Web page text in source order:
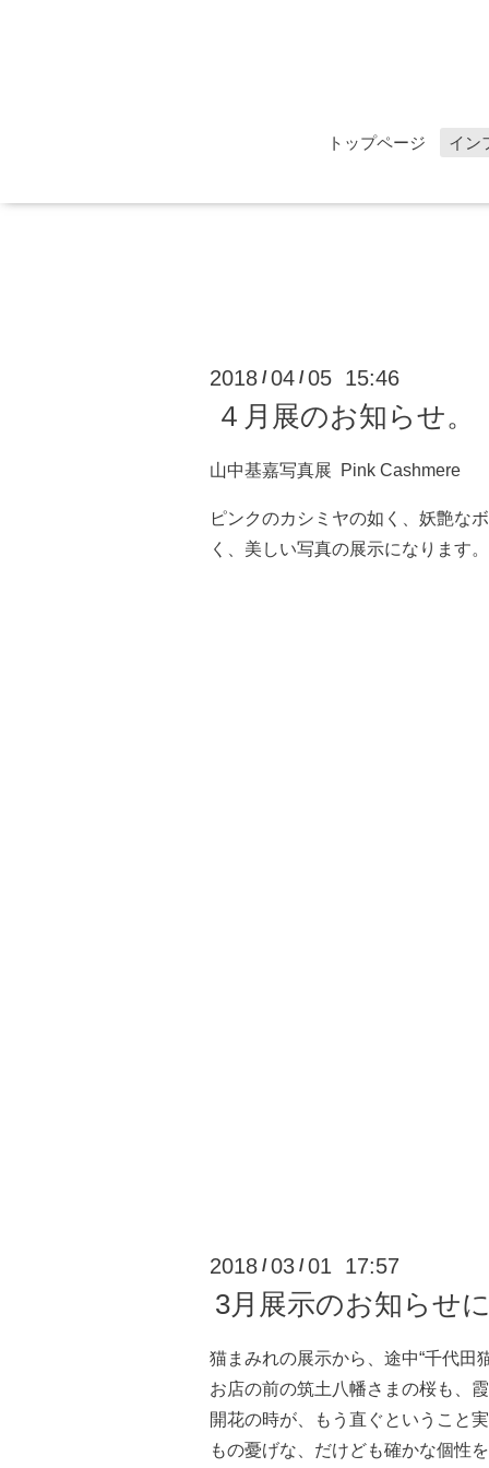
トップページ イン
2018 /04 /05 15:46
４月展のお知らせ。
山中基嘉写真展 Pink Cashmere
ピンクのカシミヤの如く、妖艶な
く、美しい写真の展示になります。
2018 /03 /01 17:57
3月展示のお知らせ
猫まみれの展示から、途中“千代田
お店の前の筑土八幡さまの桜も、
開花の時が、もう直ぐということ
もの憂げな、だけども確かな個性